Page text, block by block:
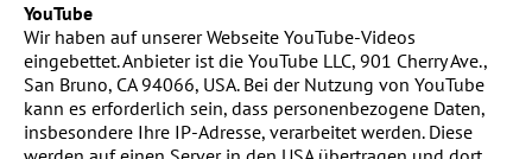
YouTube
Wir haben auf unserer Webseite YouTube-Videos
eingebettet. Anbieter ist die YouTube LLC, 901 Cherry Ave.,
San Bruno, CA 94066, USA. Bei der Nutzung von YouTube
kann es erforderlich sein, dass personenbezogene Daten,
insbesondere Ihre IP-Adresse, verarbeitet werden. Diese